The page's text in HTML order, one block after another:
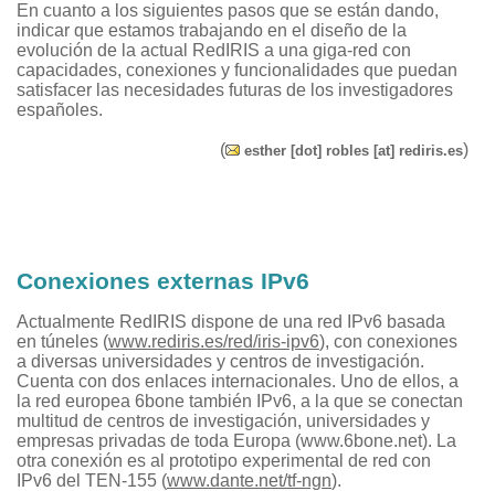
En cuanto a los siguientes pasos que se están dando,
indicar que estamos trabajando en el diseño de la
evolución de la actual RedIRIS a una giga-red con
capacidades, conexiones y funcionalidades que puedan
satisfacer las necesidades futuras de los investigadores
españoles.
( esther [dot] robles [at] rediris.es)
Conexiones externas IPv6
Actualmente RedIRIS dispone de una red IPv6 basada
en túneles (www.rediris.es/red/iris-ipv6), con conexiones
a diversas universidades y centros de investigación.
Cuenta con dos enlaces internacionales. Uno de ellos, a
la red europea 6bone ­también IPv6­, a la que se conectan
multitud de centros de investigación, universidades y
empresas privadas de toda Europa (www.6bone.net). La
otra conexión es al prototipo experimental de red con
IPv6 del TEN-155 (www.dante.net/tf-ngn).